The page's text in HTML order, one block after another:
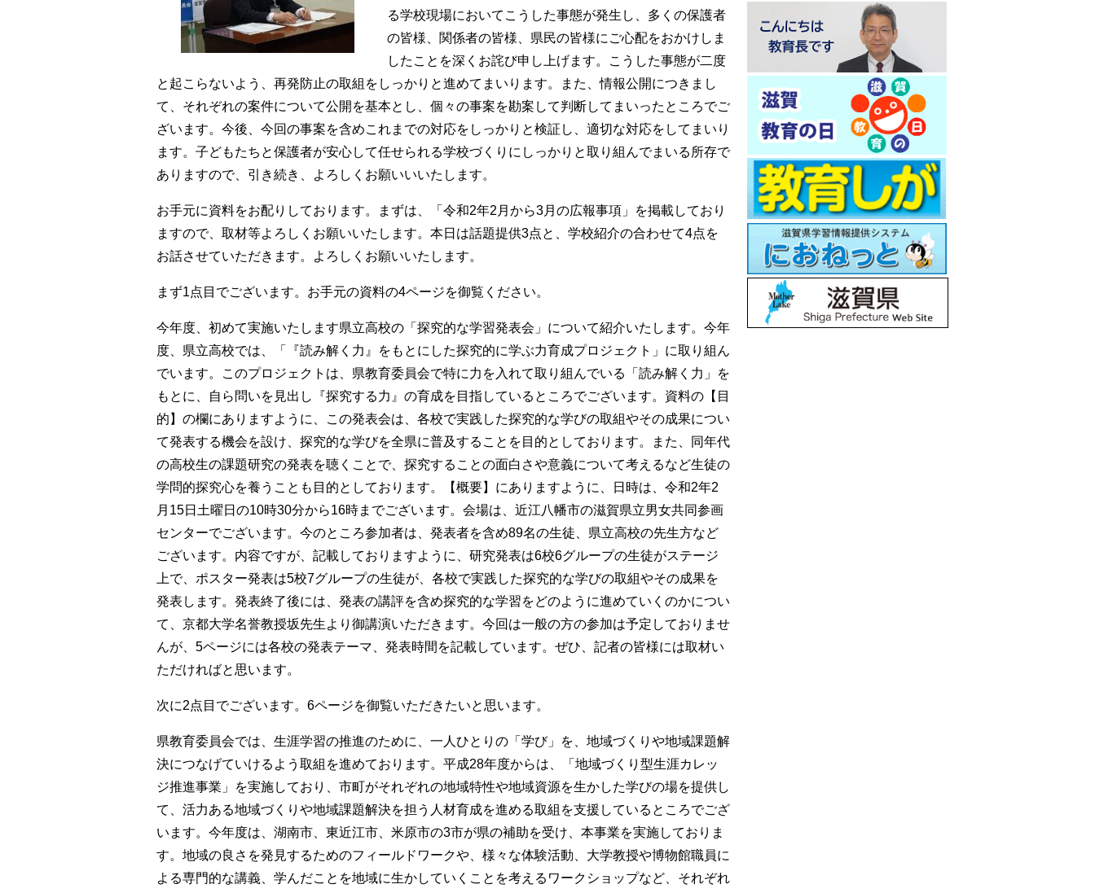
る学校現場においてこうした事態が発生し、多くの保護者
の皆様、関係者の皆様、県民の皆様にご心配をおかけしま
したことを深くお詫び申し上げます。
こうした事態が二度
と起こらないよう、再発防止の取組をしっかりと進めてまいります。
また、情報公開につきまし
て、それぞれの案件について公開を基本とし、個々の事案を勘案して判断してまいったところでご
ざいます。今後、今回の事案を含めこれまでの対応をしっかりと検証し、適切な対応をしてまいり
ます。 子どもたちと保護者が安心して任せられる学校づくりにしっかりと取り組んでまいる所存で
ありますので、引き続き、よろしくお願いいいたします。
お手元に資料をお配りしております。まずは、「令和2年2月から3月の広報事項」を掲載しており
ますので、取材等よろしくお願いいたします。本日は話題提供3点と、学校紹介の合わせて4点を
お話させていただきます。よろしくお願いいたします。
まず1点目でございます。お手元の資料の4ページを御覧ください。
今年度、初めて実施いたします県立高校の「探究的な学習発表会」について紹介いたします。 今年
度、県立高校では、「『読み解く力』をもとにした探究的に学ぶ力育成プロジェクト」に取り組ん
でいます。このプロジェクトは、県教育委員会で特に力を入れて取り組んでいる「読み解く力」を
もとに、自ら問いを見出し『探究する力』の育成を目指しているところでございます。 資料の【目
的】の欄にありますように、この発表会は、各校で実践した探究的な学びの取組やその成果につい
て発表する機会を設け、探究的な学びを全県に普及することを目的としております。また、同年代
の高校生の課題研究の発表を聴くことで、探究することの面白さや意義について考えるなど生徒の
学問的探究心を養うことも目的としております。
【概要】にありますように、日時は、令和2年2
月15日土曜日の10時30分から16時までございます。会場は、近江八幡市の滋賀県立男女共同参画
センターでございます。 今のところ参加者は、発表者を含め89名の生徒、県立高校の先生方など
ございます。 内容ですが、記載しておりますように、研究発表は6校6グループの生徒がステージ
上で、ポスター発表は5校7グループの生徒が、各校で実践した探究的な学びの取組やその成果を
発表します。発表終了後には、発表の講評を含め探究的な学習をどのように進めていくのかについ
て、京都大学名誉教授坂先生より御講演いただきます。 今回は一般の方の参加は予定しておりませ
んが、5ページには各校の発表テーマ、発表時間を記載しています。ぜひ、記者の皆様には取材い
ただければと思います。
次に2点目でございます。6ページを御覧いただきたいと思います。
県教育委員会では、生涯学習の推進のために、一人ひとりの「学び」を、地域づくりや地域課題解
決につなげていけるよう取組を進めております。平成28年度からは、「地域づくり型生涯カレッ
ジ推進事業」を実施しており、市町がそれぞれの地域特性や地域資源を生かした学びの場を提供し
て、活力ある地域づくりや地域課題解決を担う人材育成を進める取組を支援しているところでござ
います。今年度は、湖南市、東近江市、米原市の3市が県の補助を受け、本事業を実施しておりま
す。地域の良さを発見するためのフィールドワークや、様々な体験活動、大学教授や博物館職員に
よる専門的な講義、学んだことを地域に生かしていくことを考えるワークショップなど、それぞれ